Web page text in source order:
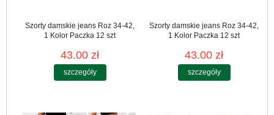
Szorty damskie jeans Roz 34-42,
1 Kolor Paczka 12 szt
43.00 zł
szczegóły
Szorty damskie jeans Roz 34-42,
1 Kolor Paczka 12 szt
43.00 zł
szczegóły